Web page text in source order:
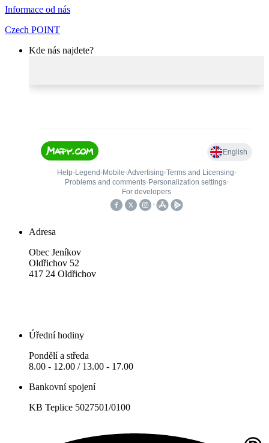
Informace od nás
Czech POINT
Kde nás najdete?
Adresa
Obec Jeníkov
Oldřichov 52
417 24 Oldřichov
Úřední hodiny
Pondělí a středa
8.00 - 12.00 / 13.00 - 17.00
Bankovní spojení
KB Teplice 5027501/0100